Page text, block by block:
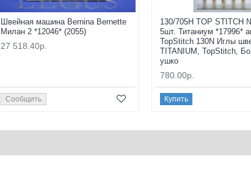
Швейная машина Bernina Bernette
Милан 2 *12046* (2055)
27 518.40р.
Сообщить
130/705H TOP STITCH
5шт. Титаниум *17996*
TopStitch 130N Иглы
TITANIUM, TopStitch,
ушко
780.00р.
Купить